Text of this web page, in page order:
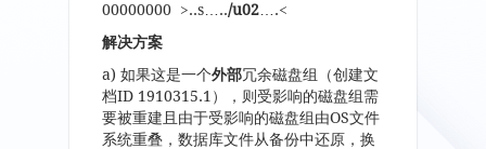
00000000 >..s…../u02 ….<
解决方案
a) 如果这是一个外部冗余磁盘组（创建文
档ID 1910315.1 ），则受影响的磁盘组需
要被重建且由于受影响的磁盘组由OS文件
系统重叠，数据库文件从备份中还原，换